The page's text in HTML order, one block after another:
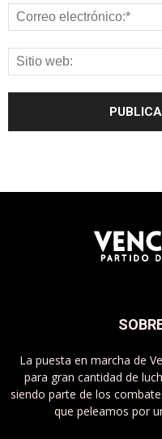
La puesta en marcha de
para gran cantidad de
siendo parte de los
que peleamos por